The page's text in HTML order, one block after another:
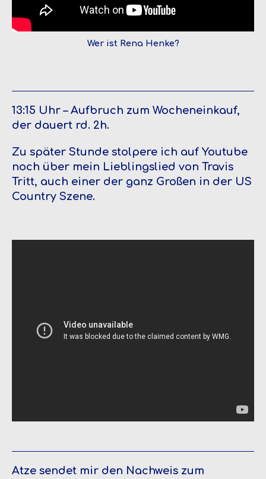
Wer ist Rena Henke?
13:15 Uhr – Aufbruch zum Wocheneinkauf,
der dauert rd. 2h.
Zu später Stunde stolpere ich auf Youtube
noch über mein Lieblingslied von Travis
Tritt, auch einer der ganz Großen in der US
Country Szene.
Atze sendet mir den Nachweis zum